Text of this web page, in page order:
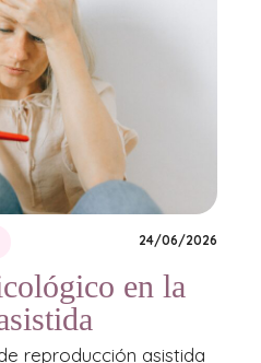
24/06/2026
en la
reproducción asistida